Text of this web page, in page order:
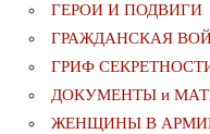
ГЕРОИ И ПОДВИГИ
ГРАЖДАНСКАЯ
ГРИФ
ДОКУМЕНТЫ и
ЖЕНЩИНЫ В